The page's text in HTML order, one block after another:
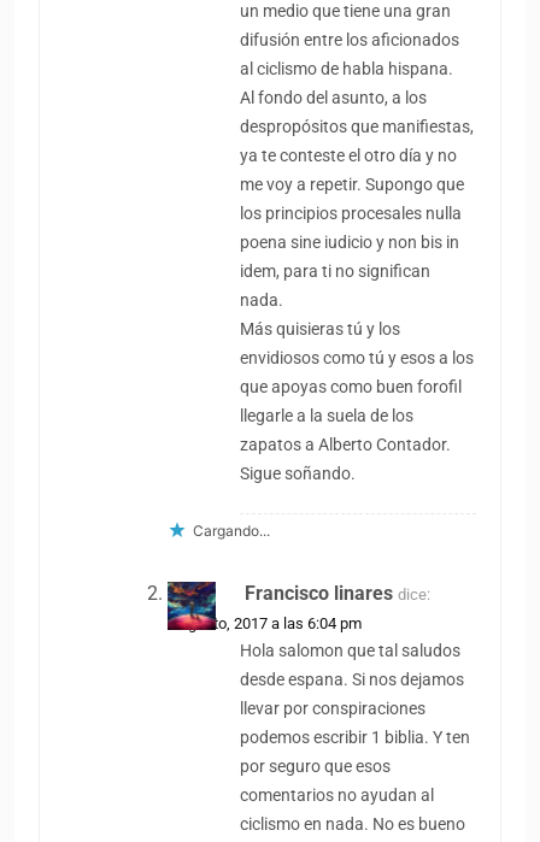
un medio que tiene una gran
difusión entre los aficionados
al ciclismo de habla hispana.
Al fondo del asunto, a los
despropósitos que manifiestas,
ya te conteste el otro día y no
me voy a repetir. Supongo que
los principios procesales nulla
poena sine iudicio y non bis in
idem, para ti no significan
nada.
Más quisieras tú y los
envidiosos como tú y esos a los
que apoyas como buen forofil
llegarle a la suela de los
zapatos a Alberto Contador.
Sigue soñando.
Cargando...
Francisco linares dice:
9 agosto, 2017 a las 6:04 pm
Hola salomon que tal saludos
desde espana. Si nos dejamos
llevar por conspiraciones
podemos escribir 1 biblia. Y ten
por seguro que esos
comentarios no ayudan al
ciclismo en nada. No es bueno